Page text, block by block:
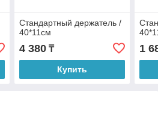
Стандартный держатель /
40*11см
4 380₸
Купить
1